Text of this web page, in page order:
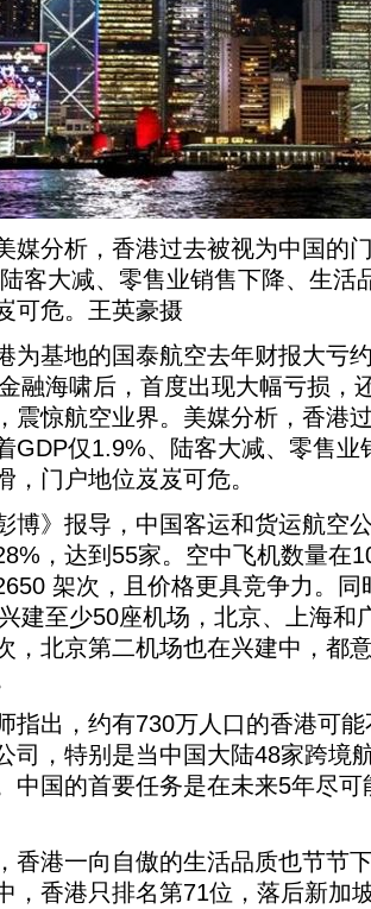
分析，香港过去被视为中国的
客大减、零售业销售下降、生活
可危。王英豪摄
基地的国泰航空去年财报大亏
融海啸后，首度出现大幅亏损，
震惊航空业界。美媒分析，香港
GDP仅1.9%、陆客大减、零售业
，门户地位岌岌可危。
》报导，中国客运和货运航空
，达到55家。空中飞机数量在
架次，且价格更具竞争力。同
建至少50座机场，北京、上海和
，北京第二机场也在兴建中，都
出，约有730万人口的香港可能
司，特别是当中国大陆48家跨境
中国的首要任务是在未来5年尽
港一向自傲的生活品质也节节
，香港只排名第71位，落后新加